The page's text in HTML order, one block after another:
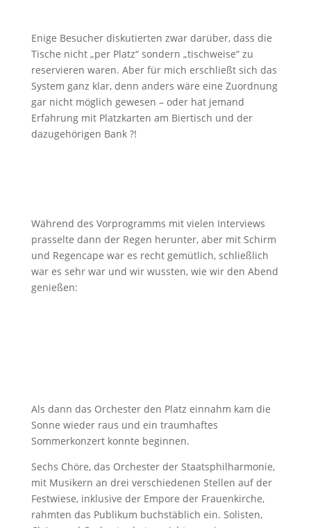
Enige Besucher diskutierten zwar darüber, dass die
Tische nicht „per Platz“ sondern „tischweise“ zu
reservieren waren. Aber für mich erschließt sich das
System ganz klar, denn anders wäre eine Zuordnung
gar nicht möglich gewesen – oder hat jemand
Erfahrung mit Platzkarten am Biertisch und der
dazugehörigen Bank ?!
Während des Vorprogramms mit vielen Interviews
prasselte dann der Regen herunter, aber mit Schirm
und Regencape war es recht gemütlich, schließlich
war es sehr war und wir wussten, wie wir den Abend
genießen:
Als dann das Orchester den Platz einnahm kam die
Sonne wieder raus und ein traumhaftes
Sommerkonzert konnte beginnen.
Sechs Chöre, das Orchester der Staatsphilharmonie,
mit Musikern an drei verschiedenen Stellen auf der
Festwiese, inklusive der Empore der Frauenkirche,
rahmten das Publikum buchstäblich ein. Solisten,